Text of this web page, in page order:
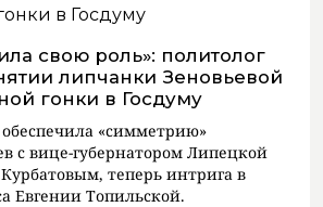
свою роль»: политолог
липчанки Зеновьевой
гонки в Госдуму
«симметрию»
с вице-губернатором Липецкой
теперь интрига в
Евгении Топильской.